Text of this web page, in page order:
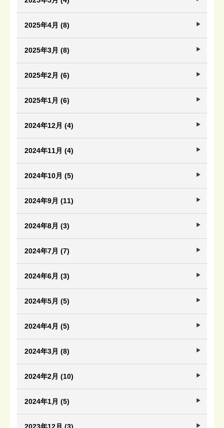
2025年4月 (8)
2025年3月 (8)
2025年2月 (6)
2025年1月 (6)
2024年12月 (4)
2024年11月 (4)
2024年10月 (5)
2024年9月 (11)
2024年8月 (3)
2024年7月 (7)
2024年6月 (3)
2024年5月 (5)
2024年4月 (5)
2024年3月 (8)
2024年2月 (10)
2024年1月 (5)